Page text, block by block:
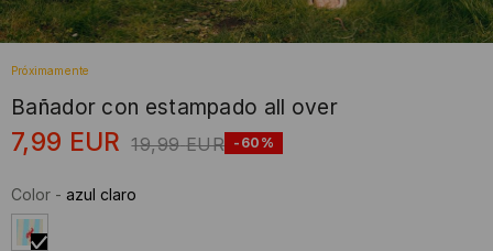
Próximamente
Bañador con estampado all over
7,99 EUR 19,99 EUR -60%
Color - azul claro